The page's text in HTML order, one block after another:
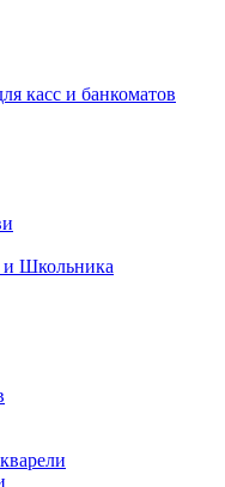
касс и банкоматов
и Школьника